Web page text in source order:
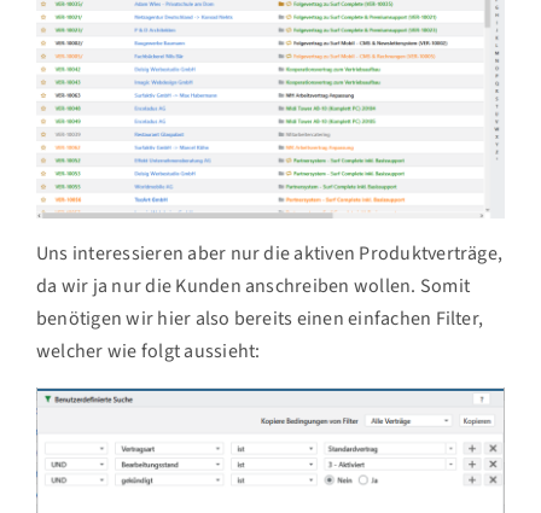
Uns interessieren aber nur die aktiven Produktverträge,
da wir ja nur die Kunden anschreiben wollen. Somit
benötigen wir hier also bereits einen einfachen Filter,
welcher wie folgt aussieht: